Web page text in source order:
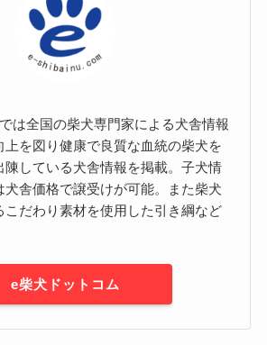
は全国の柴犬専門家による犬舎情報
上を図り健康で良質な血統の柴犬を
陳している犬舎情報を掲載。子犬情
犬舎価格で譲受けが可能。また柴犬
こだわり素材を使用した引き綱など
e柴犬ドットコム